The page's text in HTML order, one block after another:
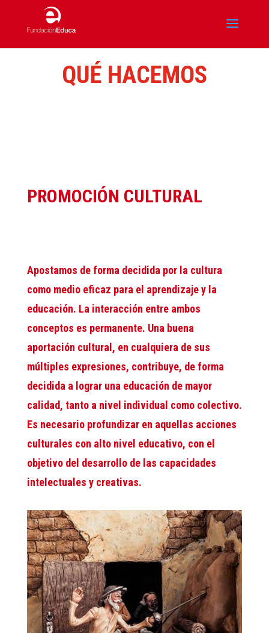
QUÉ HACEMOS
PROMOCIÓN CULTURAL
Apostamos de forma decidida por la cultura
como medio eficaz para el aprendizaje y la
educación. La interacción entre ambos
conceptos es permanente. Una buena
aportación cultural, en cualquiera de sus
múltiples expresiones, contribuye, de forma
decidida a lograr una educación de mayor
calidad, tanto a nivel individual como colectivo.
Es necesario profundizar en aquellas acciones
culturales con alto nivel educativo, con el
objetivo del desarrollo de las capacidades
intelectuales y creativas.